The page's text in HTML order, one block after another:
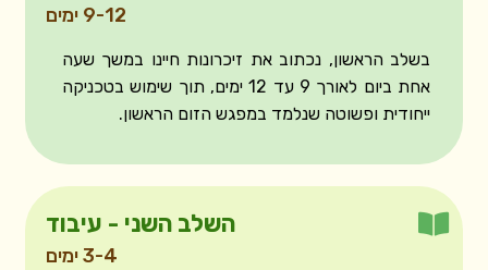
9-12 ימים
בשלב הראשון, נכתוב את זיכרונות חיינו במשך שעה
אחת ביום לאורך 9 עד 12 ימים, תוך שימוש בטכניקה
ייחודית ופשוטה שנלמד במפגש הזום הראשון.
השלב השני - עיבוד
3-4 ימים